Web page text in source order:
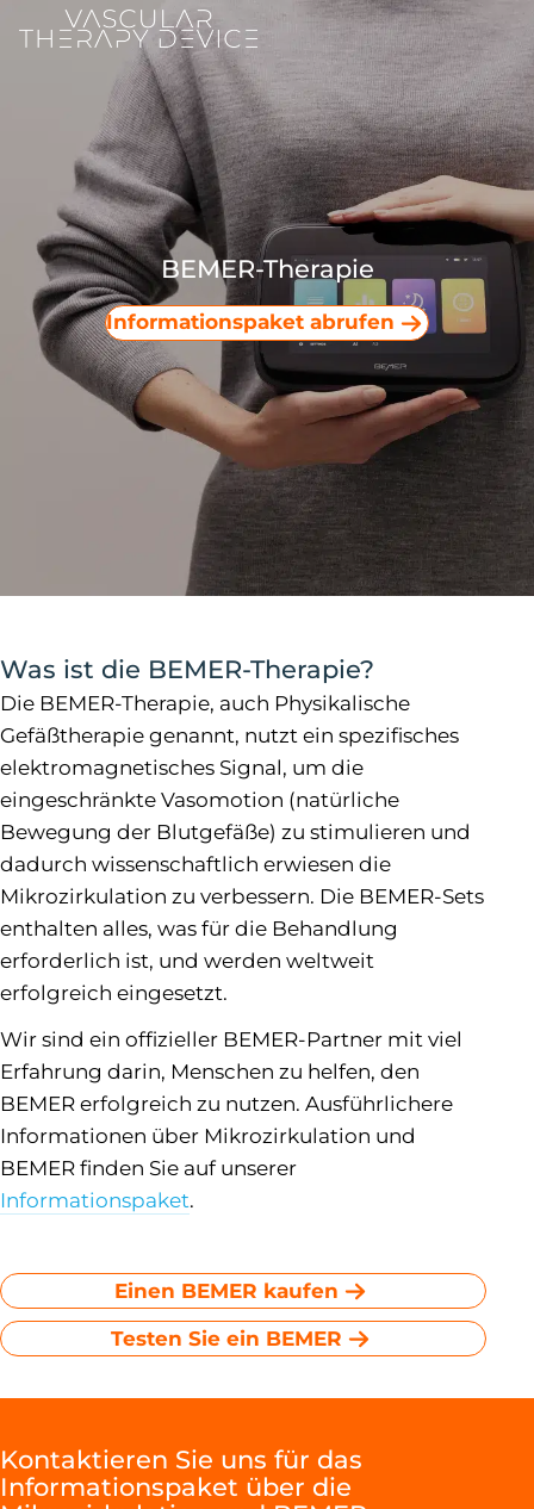
BEMER-Therapie
Informationspaket abrufen
Was ist die BEMER-Therapie?
Die BEMER-Therapie, auch Physikalische
Gefäßtherapie genannt, nutzt ein spezifisches
elektromagnetisches Signal, um die
eingeschränkte Vasomotion (natürliche
Bewegung der Blutgefäße) zu stimulieren und
dadurch wissenschaftlich erwiesen die
Mikrozirkulation zu verbessern. Die BEMER-Sets
enthalten alles, was für die Behandlung
erforderlich ist, und werden weltweit
erfolgreich eingesetzt.
Wir sind ein offizieller BEMER-Partner mit viel
Erfahrung darin, Menschen zu helfen, den
BEMER erfolgreich zu nutzen. Ausführlichere
Informationen über Mikrozirkulation und
BEMER finden Sie auf unserer
Informationspaket.
Einen BEMER kaufen
Testen Sie ein BEMER
Kontaktieren Sie uns für das
Informationspaket über die